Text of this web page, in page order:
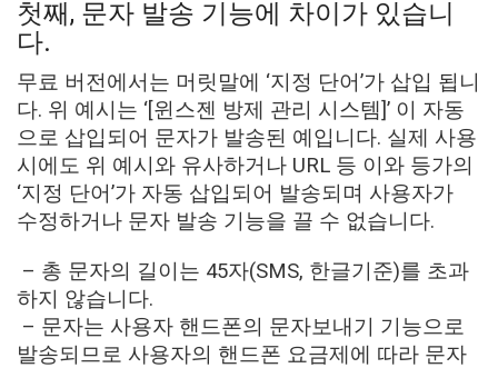
첫째, 문자 발송 기능에 차이가 있습니
다.
무료 버전에서는 머릿말에 ‘지정 단어’가 삽입 됩니
다. 위 예시는 ‘[윈스젠 방제 관리 시스템]’ 이 자동
으로 삽입되어 문자가 발송된 예입니다. 실제 사용
시에도 위 예시와 유사하거나 URL 등 이와 등가의
‘지정 단어’가 자동 삽입되어 발송되며 사용자가
수정하거나 문자 발송 기능을 끌 수 없습니다.
– 총 문자의 길이는 45자(SMS, 한글기준)를 초과
하지 않습니다.
– 문자는 사용자 핸드폰의 문자보내기 기능으로
발송되므로 사용자의 핸드폰 요금제에 따라 문자